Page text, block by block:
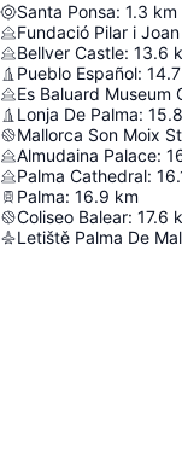
Santa Ponsa: 1.3 km
Fundació Pilar i
Bellver Castle: 13.6
Pueblo Español: 14.7
Es Baluard Museum
Lonja De Palma: 15.8
Mallorca Son Moix
Almudaina Palace:
Palma Cathedral:
Palma: 16.9 km
Coliseo Balear: 17.6
Letiště Palma De